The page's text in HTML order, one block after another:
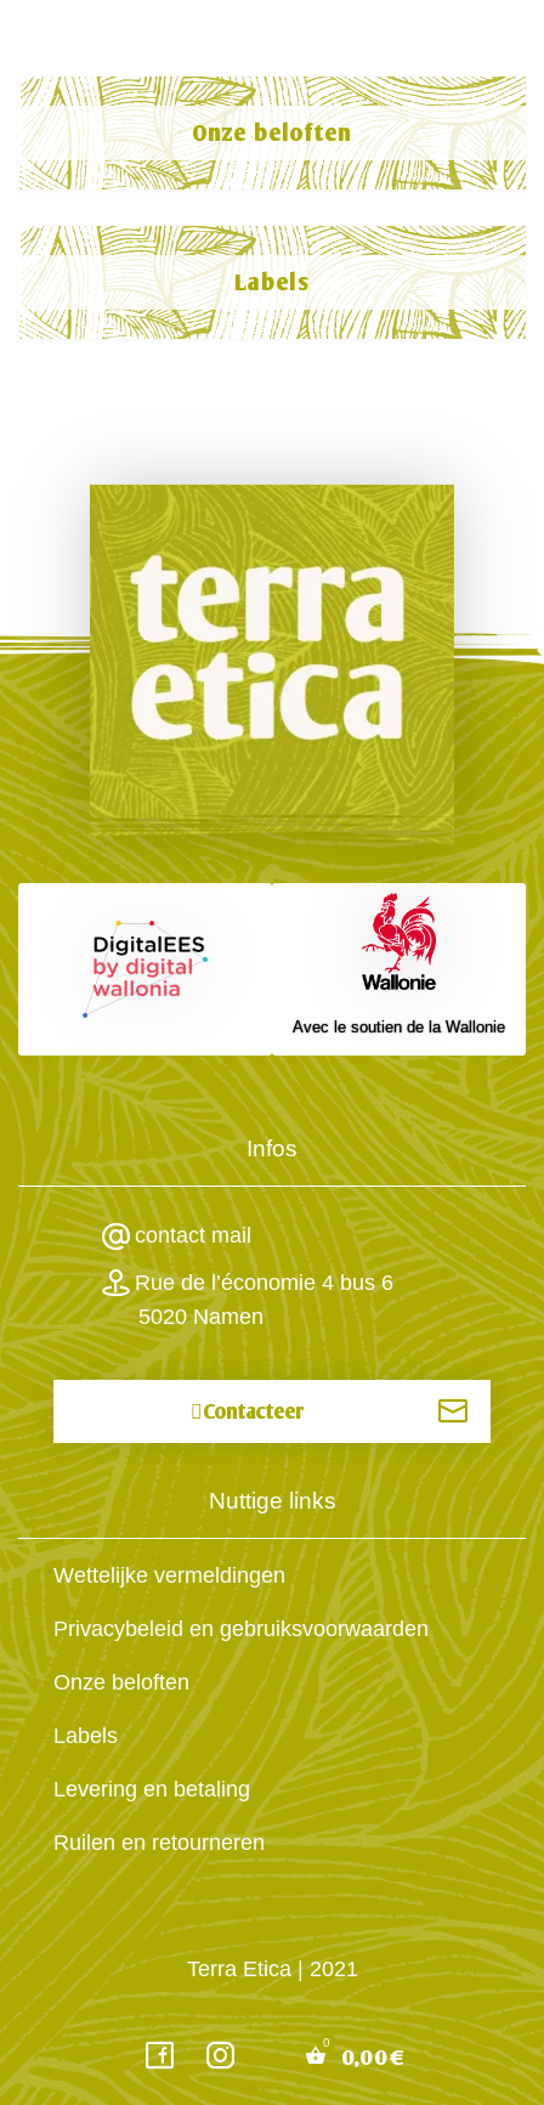
Onze beloften
Labels
Avec le soutien de la Wallonie
Infos
contact mail
Rue de l’économie 4 bus 6
5020 Namen
Contacteer
Nuttige links
Wettelijke vermeldingen
Privacybeleid en gebruiksvoorwaarden
Onze beloften
Labels
Levering en betaling
Ruilen en retourneren
Terra Etica| 2021
0,00€